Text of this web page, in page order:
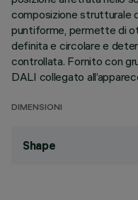
composizione strutturale
puntiforme, permette di
definita e circolare e
controllata. Fornito con
DALI collegato
DIMENSIONI
Shape